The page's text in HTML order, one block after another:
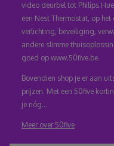
video deurbel tot Philips
een Nest Thermostat, op
verlichting, beveiliging,
andere slimme
goed op www.50five.be.
Bovendien shop je er aan
prijzen. Met een 50five
je nóg...
Meer over 50five